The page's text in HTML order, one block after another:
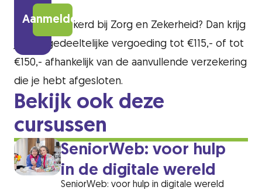
Ben je verzekerd bij Zorg en Zekerheid? Dan krijg
je een gedeeltelijke vergoeding tot €115,- of tot
€150,- afhankelijk van de aanvullende verzekering
die je hebt afgesloten.
Aanmelden
Bekijk ook deze
cursussen
SeniorWeb: voor hulp
in de digitale wereld
SeniorWeb: voor hulp in digitale wereld